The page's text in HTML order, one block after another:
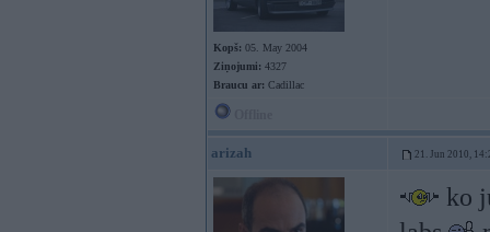
Kopš: 05. May 2004
Ziņojumi: 4327
Braucu ar: Cadillac
arizah 21. Jun 2010,
ko